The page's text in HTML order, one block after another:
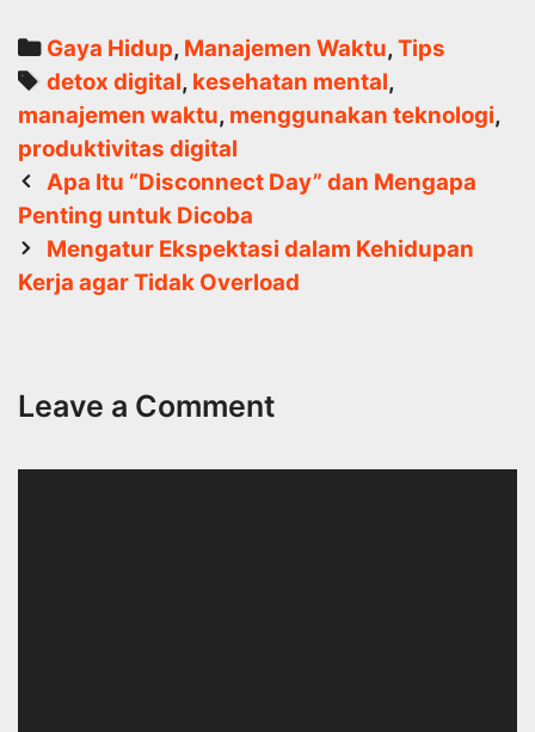
Categories
Gaya Hidup, Manajemen Waktu,Tips
Tags
detox digital, kesehatan mental,
manajemen waktu, menggunakan teknologi,
produktivitas digital
Post
navigation
Apa Itu “Disconnect Day” dan Mengapa
Penting untuk Dicoba
Mengatur Ekspektasi dalam Kehidupan
Kerja agar Tidak Overload
Leave a Comment